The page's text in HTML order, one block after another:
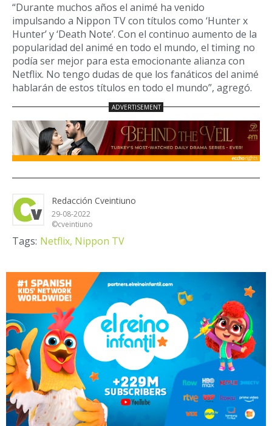
“Durante muchos años el animé ha venido
impulsando a Nippon TV con títulos como ‘Hunter x
Hunter’ y ‘Death Note’. Con el continuo aumento de la
popularidad del animé en todo el mundo, el timing no
podía ser mejor para esta emocionante alianza con
Netflix. No tengo dudas de que los fanáticos del animé
hablarán de estos títulos en todo el mundo”, agregó.
Redacción Cveintiuno
29-08-2022
©cveintiuno
Tags: Netflix, Nippon TV